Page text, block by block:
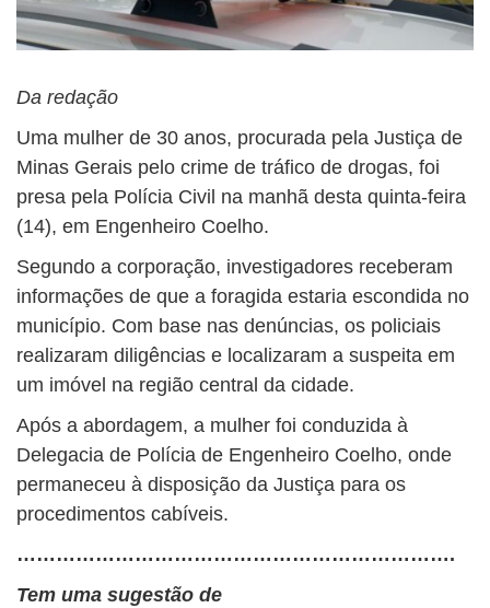
Da redação
Uma mulher de 30 anos, procurada pela Justiça de
Minas Gerais pelo crime de tráfico de drogas, foi
presa pela Polícia Civil na manhã desta quinta-feira
(14), em Engenheiro Coelho.
Segundo a corporação, investigadores receberam
informações de que a foragida estaria escondida no
município. Com base nas denúncias, os policiais
realizaram diligências e localizaram a suspeita em
um imóvel na região central da cidade.
Após a abordagem, a mulher foi conduzida à
Delegacia de Polícia de Engenheiro Coelho, onde
permaneceu à disposição da Justiça para os
procedimentos cabíveis.
………………………………………………………….
Tem uma sugestão de